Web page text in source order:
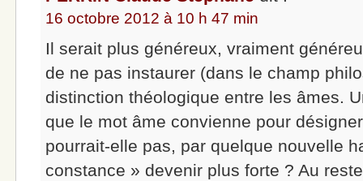
16 octobre 2012 à 10 h 47 min
Il serait plus généreux, vraiment
de ne pas instaurer (dans le champ
distinction théologique entre les âmes.
que le mot âme convienne pour
pourrait-elle pas, par quelque nouvelle
constance » devenir plus forte ? Au